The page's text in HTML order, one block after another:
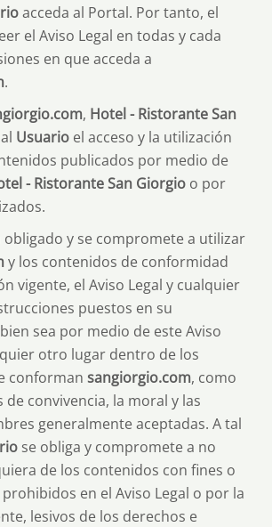
acceda al Portal. Por tanto, el
el Aviso Legal en todas y cada
en que acceda a
.
, Hotel - Ristorante San
Usuario el acceso y la utilización
publicados por medio de
- Ristorante San Giorgio o por
obligado y se compromete a utilizar
y los contenidos de conformidad
vigente, el Aviso Legal y cualquier
puestos en su
sea por medio de este Aviso
otro lugar dentro de los
conforman sangiorgio.com, como
de convivencia, la moral y las
generalmente aceptadas. A tal
se obliga y compromete a no
de los contenidos con fines o
en el Aviso Legal o por la
lesivos de los derechos e